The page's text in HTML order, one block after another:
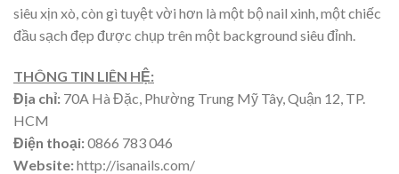
siêu xịn xò, còn gì tuyệt vời hơn là một bộ nail xinh, một chiếc
đầu sạch đẹp được chụp trên một background siêu đỉnh.
THÔNG TIN LIÊN HỆ:
Địa chỉ: 70A Hà Đặc, Phường Trung Mỹ Tây, Quận 12, TP.
HCM
Điện thoại:0866 783 046
Website:http://isanails.com/